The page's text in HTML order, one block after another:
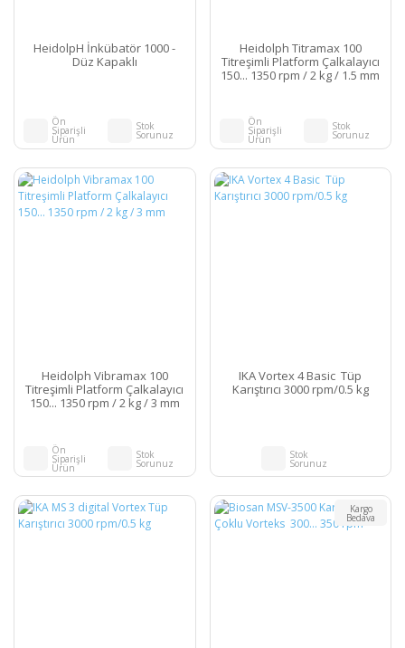
HeidolpH İnkübatör 1000 -
Düz Kapaklı
Ön
Siparişli
Ürün
Stok
Sorunuz
Heidolph Titramax 100
Titreşimli Platform Çalkalayıcı
150... 1350 rpm / 2 kg / 1.5 mm
Ön
Siparişli
Ürün
Stok
Sorunuz
Heidolph Vibramax 100
Titreşimli Platform Çalkalayıcı
150... 1350 rpm / 2 kg / 3 mm
Ön
Siparişli
Ürün
Stok
Sorunuz
IKA Vortex 4 Basic Tüp
Karıştırıcı 3000 rpm/0.5 kg
Stok
Sorunuz
Kargo
Bedava